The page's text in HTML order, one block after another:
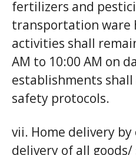
fertilizers and
transportation ware
activities shall
AM to 10:00 AM on
establishments shall
safety protocols.
vii. Home delivery
delivery of all goods/